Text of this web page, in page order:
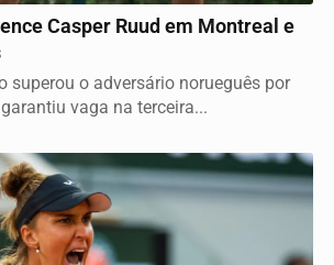
Casper Ruud em Montreal e
superou o adversário norueguês por
vaga na terceira...